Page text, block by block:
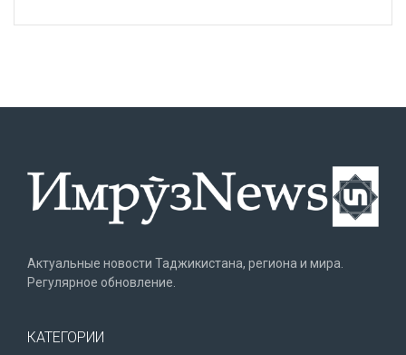
Актуальные новости Таджикистана, региона и мира.
Регулярное обновление.
КАТЕГОРИИ